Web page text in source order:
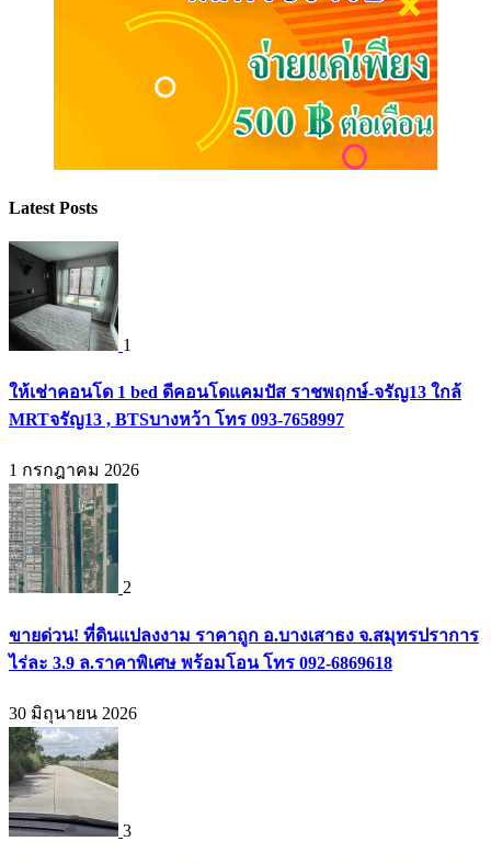
Latest Posts
1
ให้เช่าคอนโด 1 bed ดีคอนโดแคมปัส ราชพฤกษ์-จรัญ13 ใกล้
MRTจรัญ13 , BTSบางหว้า โทร 093-7658997
1 กรกฎาคม 2026
2
ขายด่วน! ที่ดินแปลงงาม ราคาถูก อ.บางเสาธง จ.สมุทรปราการ
ไร่ละ 3.9 ล.ราคาพิเศษ พร้อมโอน โทร 092-6869618
30 มิถุนายน 2026
3